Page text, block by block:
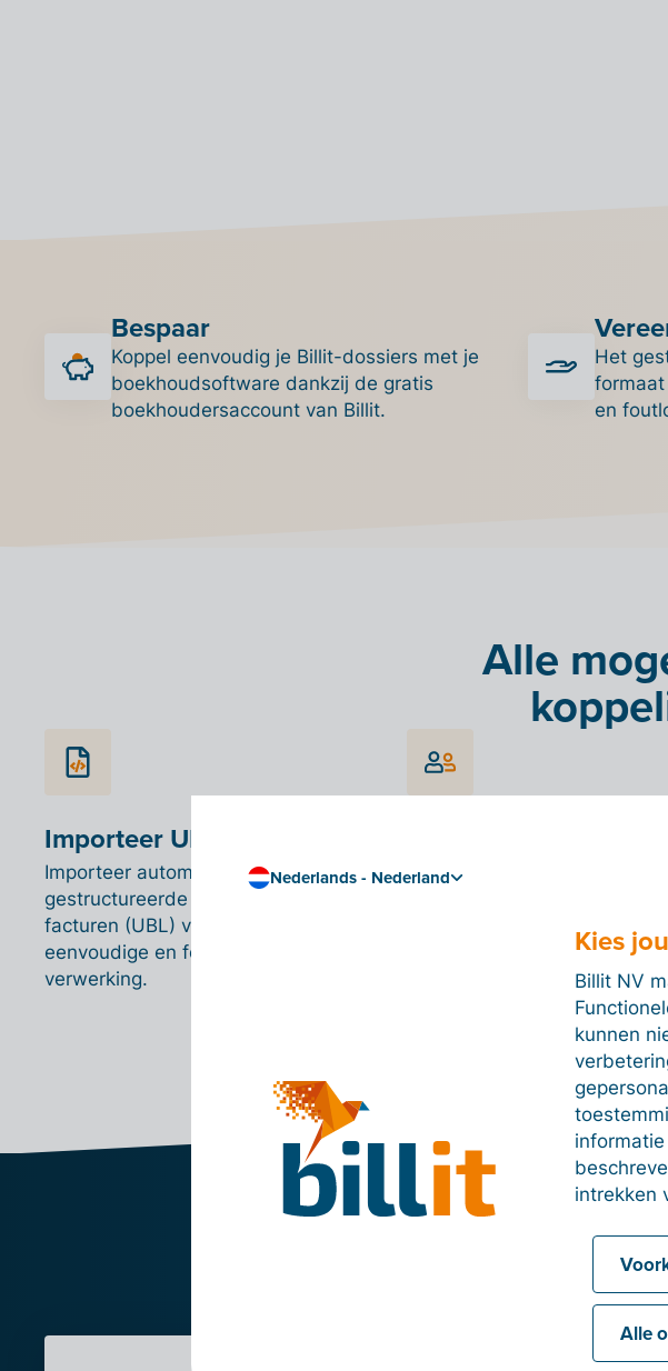
Bespaar
Koppel eenvoudig je Billit-dossiers met je
boekhoudsoftware dankzij de gratis
boekhoudersaccount van Billit.
Het
en
Alle
Importeer UBL-facturen
Importeer automatisch
gestructureerde electronische
facturen (UBL) voor een
eenvoudige en foutloze
verwerking.
leveranciersgegevens
Importeer klanten- en
boekhoudsoftware in Billit
Nederlands - Nederland
Kies
Billit NV
kunnen
intrekken
Alle